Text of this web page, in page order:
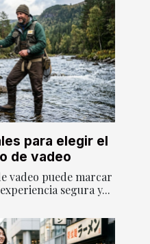
para elegir el
de vadeo
vadeo puede marcar
segura y...